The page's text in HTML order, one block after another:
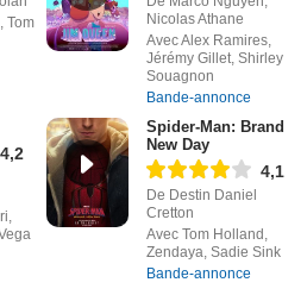
Tom
Nicolas Athane
Avec Alex Ramires,
Jérémy Gillet, Shirley
Souagnon
Bande-annonce
4,2
Spider-Man: Brand
New Day
4,1
De Destin Daniel
Cretton
Avec Tom Holland,
Zendaya, Sadie Sink
Bande-annonce